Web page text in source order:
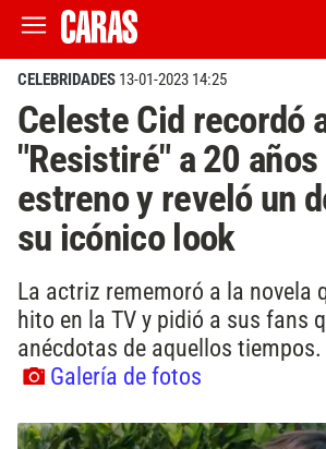
CELEBRIDADES 13-01-2023 14:25
Celeste Cid recordó
"Resistiré" a 20
estreno y reveló un
su icónico look
La actriz rememoró a la novela
hito en la TV y pidió a sus fans
anécdotas de aquellos tiempos.
Galería de fotos